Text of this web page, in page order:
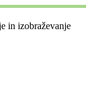
in izobraževanje